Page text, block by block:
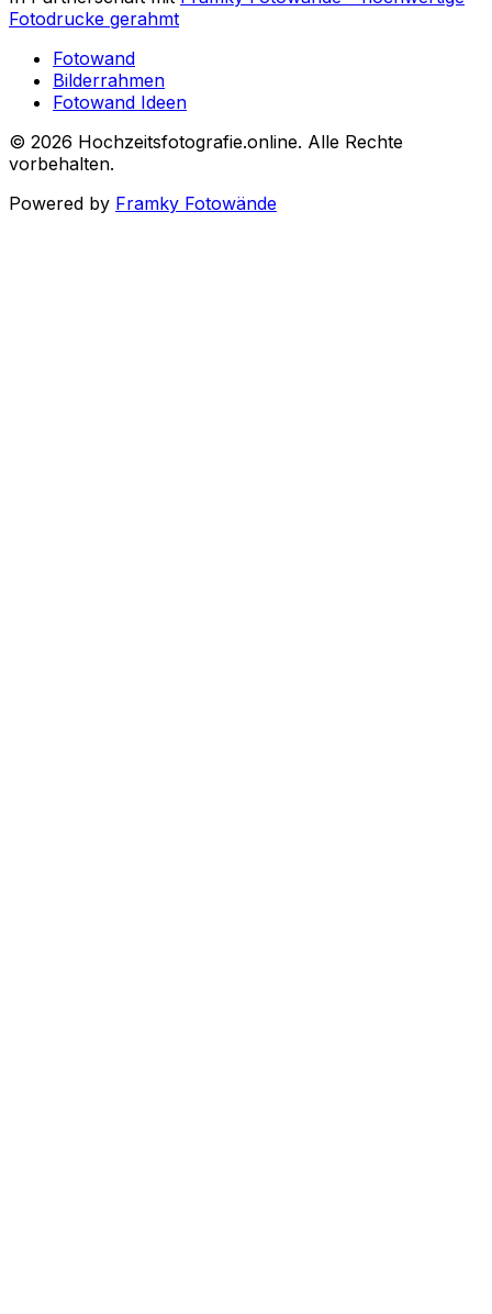
Fotodrucke gerahmt
Fotowand
Bilderrahmen
Fotowand Ideen
© 2026 Hochzeitsfotografie.online. Alle Rechte
vorbehalten.
Powered by Framky Fotowände